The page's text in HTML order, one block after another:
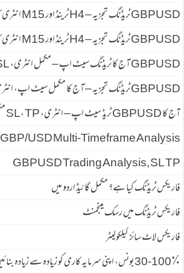
GBPUSD ٹریڈنگ تجزیہ – H4 ٹرینڈ اور M15 انٹری کا ہائی پروبیبلٹی سیٹ اپ
GBPUSD ٹریڈنگ تجزیہ – H4 ٹرینڈ اور M15 انٹری کا مکمل سیٹ اپ
GBPUSD آج کا ٹریڈنگ سیٹ اپ – مکمل انٹری، SL اور TP گائیڈ
GBPUSD ٹریڈنگ تجزیہ – آج کا مکمل سیٹ اپ، انٹری، SL اور TP گائیڈ
آج کا GBPUSD ٹریڈ سیٹ اپ – انٹری، SL، TP مکمل گائیڈ
GBP/USD Multi-Timeframe Analysis
GBPUSD Trading Analysis, SL TP
فاریکس ٹریڈنگ کیا ہے؟ مکمل گائیڈ اردو میں
فاریکس ٹریڈنگ میں رسک مینجمنٹ
فاریکس لاٹ سائز کیلکولیٹر
30-100٪ بونس، اپنی سرمایہ کاری کو زیادہ سے زیادہ بنائیں، انسٹا فاریکس بونس